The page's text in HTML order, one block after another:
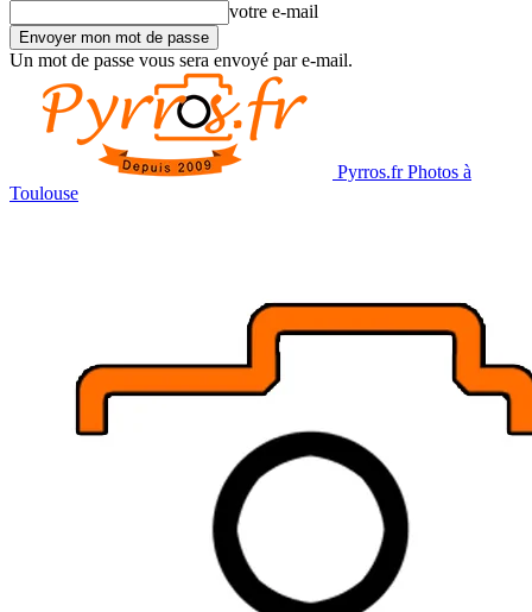
votre e-mail
Un mot de passe vous sera envoyé par e-mail.
Pyrros.fr Photos à
Toulouse